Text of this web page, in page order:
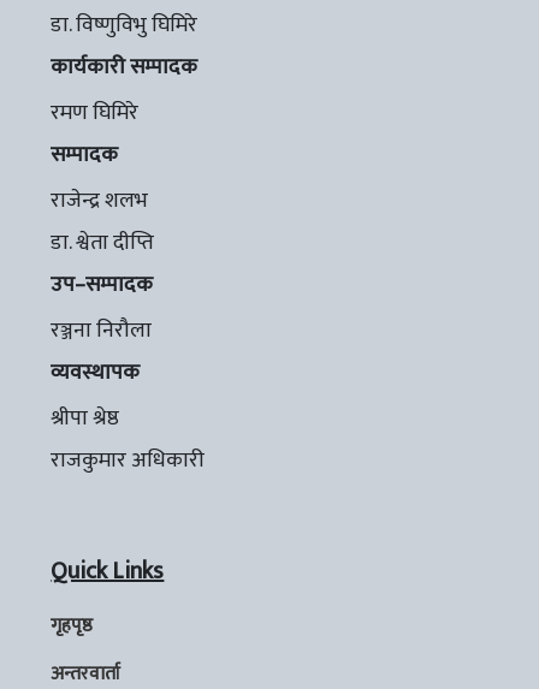
डा. विष्णुविभु घिमिरे
कार्यकारी सम्पादक
रमण घिमिरे
सम्पादक
राजेन्द्र शलभ
डा. श्वेता दीप्ति
उप–सम्पादक
रञ्जना निरौला
व्यवस्थापक
श्रीपा श्रेष्ठ
राजकुमार अधिकारी
Quick Links
गृहपृष्ठ
अन्तरवार्ता